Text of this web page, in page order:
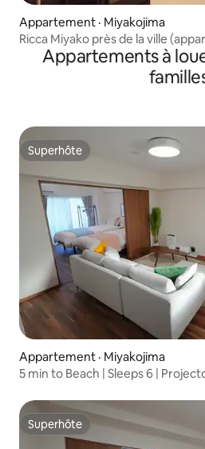
Appartement · Miyakojima
Ricca Miyako près de la ville
un maximum de 5 personnes
Appartements à
Superhôte
Superhôte
Appartement · Miyakojima
5 min to Beach | Sleeps 6 |
Superhôte
Superhôte